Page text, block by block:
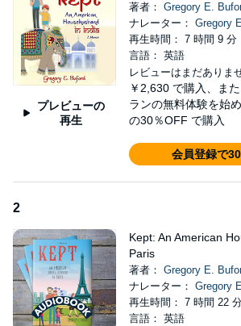
When they adopt an Indian girl, Greg
new career, and India becomes a part of
Winner of the PNWA Zola Award for best
American Househusband in Indiawill have
house for cobras and wondering if you’ve
©2018 Gregory E. Buford (P)2023 Gregory
プレビューの
再生
著者： Gregory E.
ナレーター： Gregory
再生時間： 7 時間 9 分
言語： 英語
レビューはまだありま
￥2,630 で購入、ま
ランの無料体験を始
の30％OFF で購入
会員登録で
2
Kept: An American
Paris
著者： Gregory E.
ナレーター： Gregory
再生時間： 7 時間 22
言語： 英語